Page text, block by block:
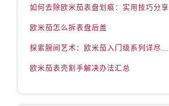
如何去除欧米茄表盘划痕：实用技巧分享
欧米茄怎么拆表盘后盖
探索腕间艺术：欧米茄入门级系列详尽指南
欧米茄表壳割手解决办法汇总